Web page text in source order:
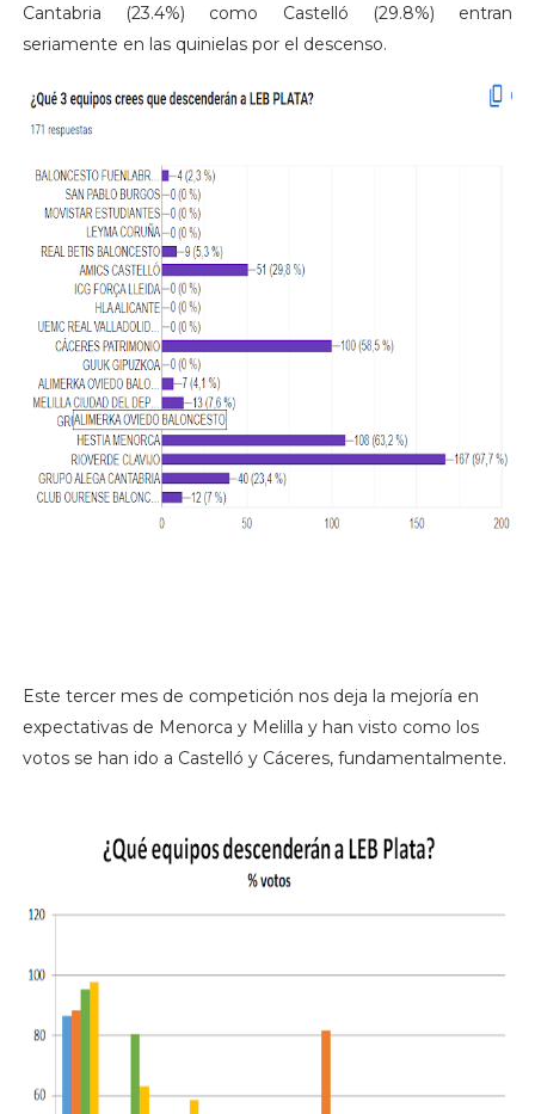
Cantabria (23.4%) como Castelló (29.8%) entran
seriamente en las quinielas por el descenso.
Este tercer mes de competición nos deja la mejoría en
expectativas de Menorca y Melilla y han visto como los
votos se han ido a Castelló y Cáceres, fundamentalmente.